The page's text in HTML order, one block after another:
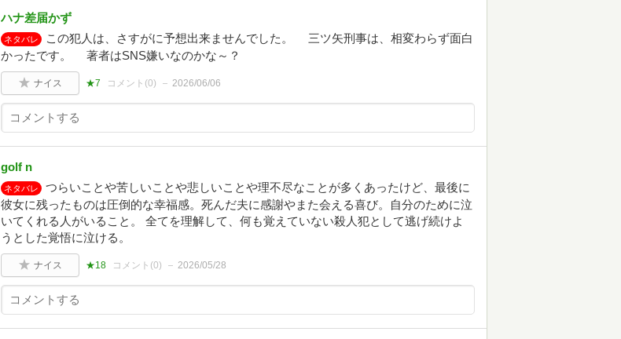
ハナ差届かず
ネタバレ
この犯人は、さすがに予想出来ませんでした。 三ツ矢刑事は、相変わらず面白
かったです。 著者はSNS嫌いなのかな～？
ナイス ★7 コメント(0) 2026/06/06
golf n
ネタバレ
つらいことや苦しいことや悲しいことや理不尽なことが多くあったけど、最後に
彼女に残ったものは圧倒的な幸福感。死んだ夫に感謝やまた会える喜び。自分のために泣
いてくれる人がいること。 全てを理解して、何も覚えていない殺人犯として逃げ続けよ
うとした覚悟に泣ける。
ナイス ★18 コメント(0) 2026/05/28